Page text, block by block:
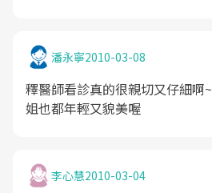
潘永寧2010-03-08
釋醫師看診真的很親切又仔細
姐也都年輕又貌美喔
李心慧2010-03-04